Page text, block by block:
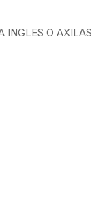
INGLES O AXILAS